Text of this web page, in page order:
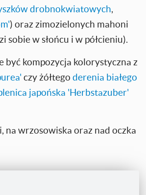
drobnokwiatowych,
) oraz zimozielonych mahoni
w słońcu i w półcieniu).
kompozycja kolorystyczna z
czy żółtego derenia białego
japońska 'Herbstazuber'
na wrzosowiska oraz nad oczka